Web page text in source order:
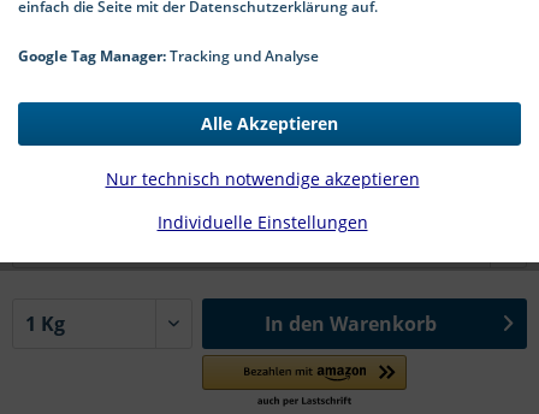
zzgl. Versandkosten
2-5 Werktage Lieferzeit
In den Warenkorb
einfach die Seite mit der Datenschutzerklärung auf.
Google Tag Manager:Tracking und Analyse
Individuelle Einstellungen
Nur technisch notwendige akzeptieren
Alle Akzeptieren